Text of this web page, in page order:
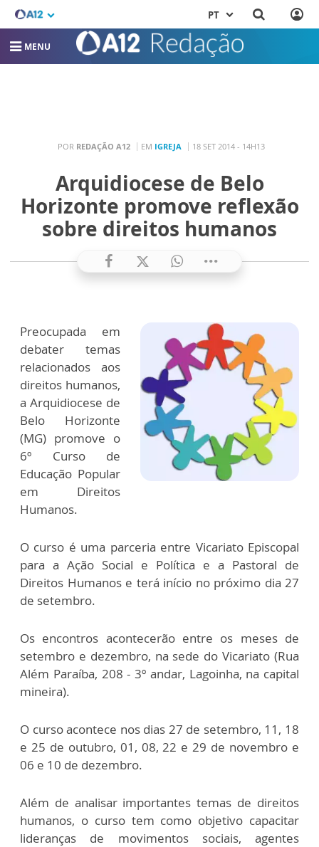
PT
MENU
POR REDAÇÃO A12 EM IGREJA 18 SET 2014 - 14H13
Arquidiocese de Belo
Horizonte promove reflexão
sobre direitos humanos
Preocupada em
debater temas
relacionados aos
direitos humanos,
a Arquidiocese de
Belo Horizonte
(MG) promove o
6º Curso de
Educação Popular
em Direitos
Humanos.
O curso é uma parceria entre Vicariato Episcopal
para a Ação Social e Política e a Pastoral de
Direitos Humanos e terá início no próximo dia 27
de setembro.
Os encontros acontecerão entre os meses de
setembro e dezembro, na sede do Vicariato (Rua
Além Paraíba, 208 - 3º andar, Lagoinha, na capital
mineira).
O curso acontece nos dias 27 de setembro, 11, 18
e 25 de outubro, 01, 08, 22 e 29 de novembro e
06 e 10 de dezembro.
Além de analisar importantes temas de direitos
humanos, o curso tem como objetivo capacitar
lideranças de movimentos sociais, agentes